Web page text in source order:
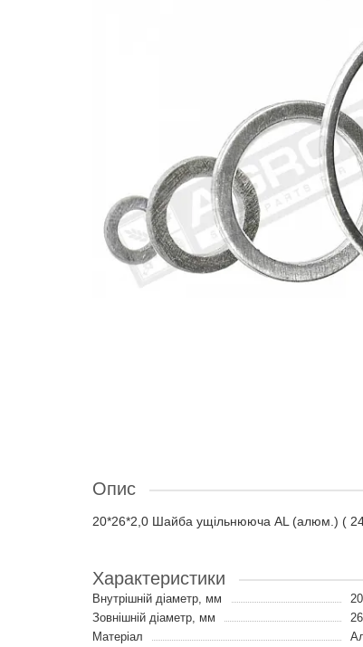
Опис
20*26*2,0 Шайба ущільнююча AL (алюм.) (
Характеристики
Внутрішній діаметр, мм
Зовнішній діаметр, мм
Матеріал